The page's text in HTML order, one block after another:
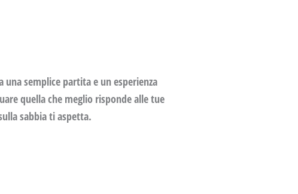
una semplice partita e un esperienza
quella che meglio risponde alle tue
sabbia ti aspetta.